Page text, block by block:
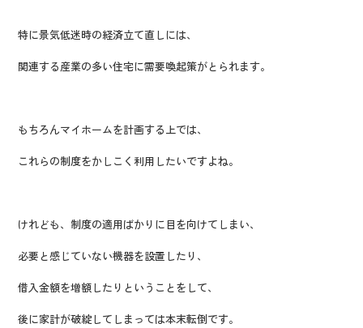
特に景気低迷時の経済立て直しには、
関連する産業の多い住宅に需要喚起策がとられます。
もちろんマイホームを計画する上では、
これらの制度をかしこく利用したいですよね。
けれども、制度の適用ばかりに目を向けてしまい、
必要と感じていない機器を設置したり、
借入金額を増額したりということをして、
後に家計が破綻してしまっては本末転倒です。